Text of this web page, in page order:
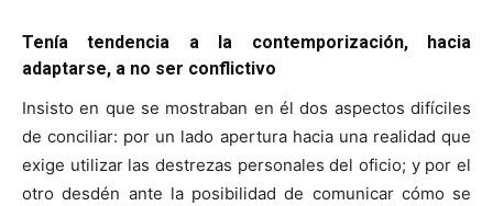
Tenía tendencia a la contemporización, hacia
adaptarse, a no ser conflictivo
Insisto en que se mostraban en él dos aspectos difíciles
de conciliar: por un lado apertura hacia una realidad que
exige utilizar las destrezas personales del oficio; y por el
otro desdén ante la posibilidad de comunicar cómo se